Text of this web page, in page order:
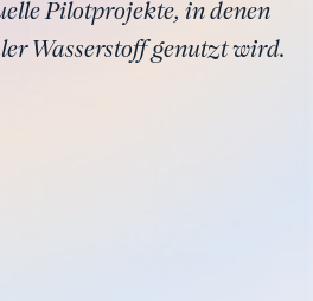
Pilotprojekte, in denen
Wasserstoff genutzt wird.